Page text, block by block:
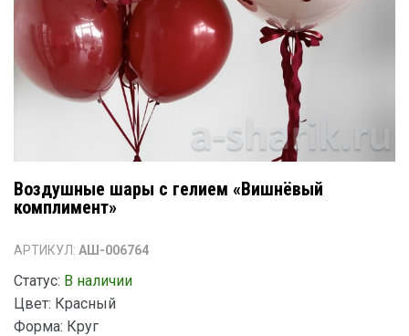
Воздушные шары с гелием «Вишнёвый
комплимент»
АРТИКУЛ: АШ-006764
Статус: В наличии
Цвет: Красный
Форма: Круг